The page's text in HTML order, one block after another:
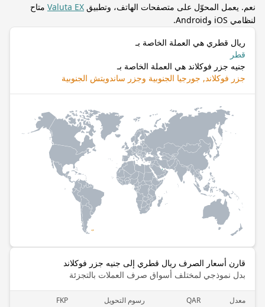
نعم. يعمل المحوّل على متصفحات الهاتف، وتطبيق Valuta EX متاح
لنظامي iOS وAndroid.
ريال قطري هي العملة الخاصة بـ
قطر
جنيه جزر فوكلاند هي العملة الخاصة بـ
جزر فوكلاند, جورجيا الجنوبية وجزر ساندويتش الجنوبية
قارن أسعار الصرف ريال قطري إلى جنيه جزر فوكلاند
بدل نموذجي لمختلف أسواق صرف العملات بالتجزئة
معدل QAR رسوم التحويل FKP